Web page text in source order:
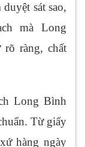
sát sao,
mà Long
rõ ràng, chất
Long Bình
Từ giấy
hàng ngày